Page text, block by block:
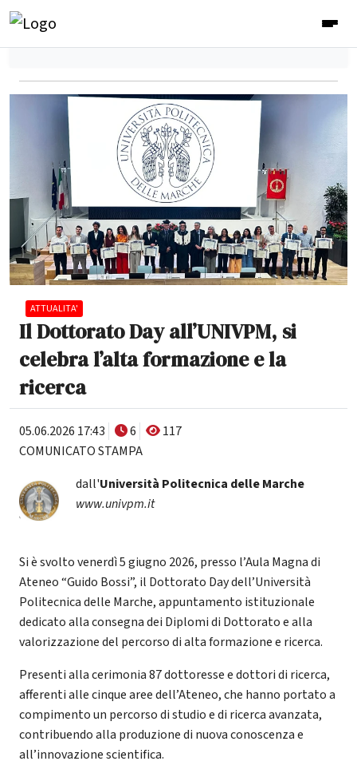
ATTUALITA'
Il Dottorato Day all’UNIVPM, si
celebra l’alta formazione e la
ricerca
05.06.2026 17:43 6
117
COMUNICATO STAMPA
dall'Università Politecnica delle Marche
www.univpm.it
Si è svolto venerdì 5 giugno 2026, presso l’Aula Magna di
Ateneo “Guido Bossi”, il Dottorato Day dell’Università
Politecnica delle Marche, appuntamento istituzionale
dedicato alla consegna dei Diplomi di Dottorato e alla
valorizzazione del percorso di alta formazione e ricerca.
Presenti alla cerimonia 87 dottoresse e dottori di ricerca,
afferenti alle cinque aree dell’Ateneo, che hanno portato a
compimento un percorso di studio e di ricerca avanzata,
contribuendo alla produzione di nuova conoscenza e
all’innovazione scientifica.